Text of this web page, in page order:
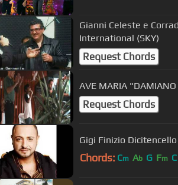
Gianni Celeste e
International (SKY)
Request Chords
AVE MARIA
Request Chords
Gigi Finizio
Chords: Cm Ab G Fm C